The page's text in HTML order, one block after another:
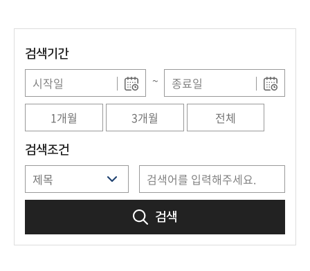
정
원
검색기간
~
1개월 3개월 전체
검색조건
검색